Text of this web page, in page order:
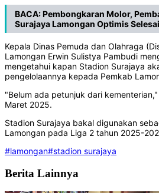
BACA:Pembongkaran Molor,
Surajaya Lamongan Optimis
Kepala Dinas Pemuda dan Olahraga
Lamongan Erwin Sulistya Pambudi
mengetahui kapan Stadion Surajaya
pengelolaannya kepada Pemkab
"Belum ada petunjuk dari
Maret 2025.
Stadion Surajaya bakal digunakan
Lamongan pada Liga 2 tahun 2025-
#lamongan#stadion surajaya
Berita Lainnya